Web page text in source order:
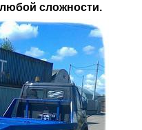
сложности.